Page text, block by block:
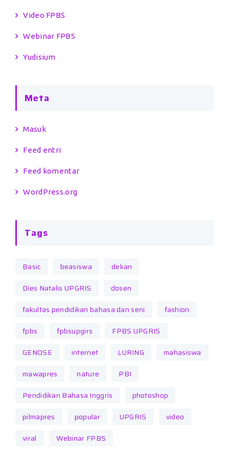
Video FPBS
Webinar FPBS
Yudisium
Meta
Masuk
Feed entri
Feed komentar
WordPress.org
Tags
Basic beasiswa
dekan
Dies Natalis UPGRIS
dosen
fakultas pendidikan bahasa dan seni
fashion
fpbs
fpbsupgirs
FPBS UPGRIS
GENOSE
internet LURING
mahasiswa
mawapres
nature
PBI
Pendidikan Bahasa Inggris
photoshop
pilmapres
popular UPGRIS
video
viral
Webinar FPBS